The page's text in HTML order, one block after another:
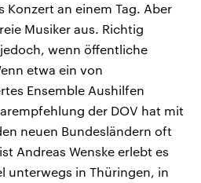
Konzert an einem Tag. Aber
Musiker aus. Richtig
wenn öffentliche
etwa ein von
Ensemble Aushilfen
der DOV hat mit
neuen Bundesländern oft
Andreas Wenske erlebt es
unterwegs in Thüringen, in